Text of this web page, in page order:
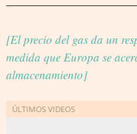
[El precio del gas da un
medida que Europa se
almacenamiento]